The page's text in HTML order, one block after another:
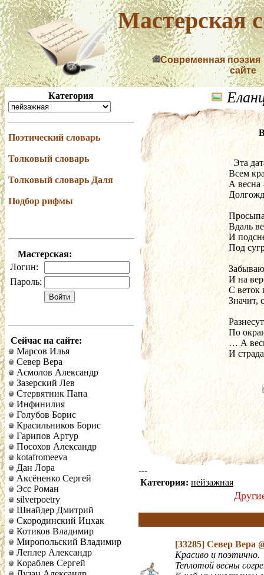
Мастерская
Современная поэзия
сайте
Категория
Поэтический словарь
Толковый словарь
Толковый словарь Даля
Подбор рифмы
Мастерская:
Логин:
Пароль:
Сейчас на сайте:
Марсов Илья
Север Вера
Асмолов Александр
Зазерский Лев
Стервятник Папа
Инфинилия
Голубов Борис
Красильников Борис
Гарипов Артур
Посохов Александр
kotafromeeva
Дан Лора
Аксёненко Сергей
Эсс Роман
silverpoetry
Шнайдер Дмитрий
Скородинский Ицхак
Котиков Владимир
Миропольский Владимир
Леплер Александр
Кораблев Сергей
Эта
Всем
А весна
Вдаль
И
Под
И на
С веток
Значит,
По
… А
И
---
Категория: пейзажная
[33285] Север Вера
Красиво и поэтично.
Теплотой весны